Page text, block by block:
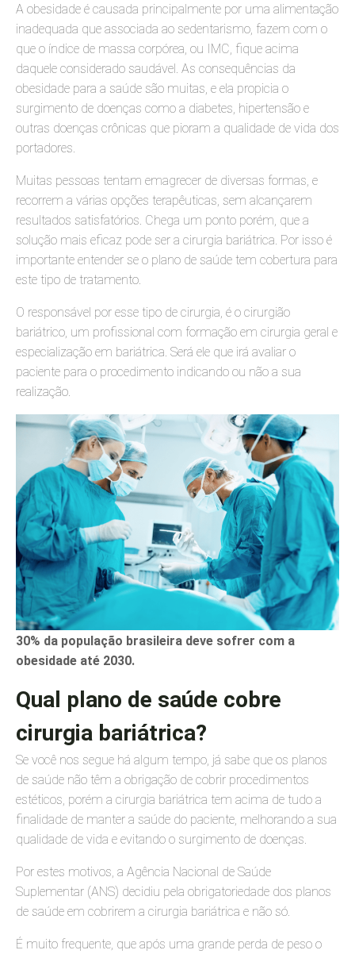
A obesidade é causada principalmente por uma alimentação
inadequada que associada ao sedentarismo, fazem com o
que o índice de massa corpórea, ou IMC, fique acima
daquele considerado saudável. As consequências da
obesidade para a saúde são muitas, e ela propicia o
surgimento de doenças como a diabetes, hipertensão e
outras doenças crônicas que pioram a qualidade de vida dos
portadores.
Muitas pessoas tentam emagrecer de diversas formas, e
recorrem a várias opções terapêuticas, sem alcançarem
resultados satisfatórios. Chega um ponto porém, que a
solução mais eficaz pode ser a cirurgia bariátrica. Por isso é
importante entender se o plano de saúde tem cobertura para
este tipo de tratamento.
O responsável por esse tipo de cirurgia, é o cirurgião
bariátrico, um profissional com formação em cirurgia geral e
especialização em bariátrica. Será ele que irá avaliar o
paciente para o procedimento indicando ou não a sua
realização.
30% da população brasileira deve sofrer com a
obesidade até 2030.
Qual plano de saúde cobre
cirurgia bariátrica?
Se você nos segue há algum tempo, já sabe que os planos
de saúde não têm a obrigação de cobrir procedimentos
estéticos, porém a cirurgia bariátrica tem acima de tudo a
finalidade de manter a saúde do paciente, melhorando a sua
qualidade de vida e evitando o surgimento de doenças.
Por estes motivos, a Agência Nacional de Saúde
Suplementar (ANS) decidiu pela obrigatoriedade dos planos
de saúde em cobrirem a cirurgia bariátrica e não só.
É muito frequente, que após uma grande perda de peso o